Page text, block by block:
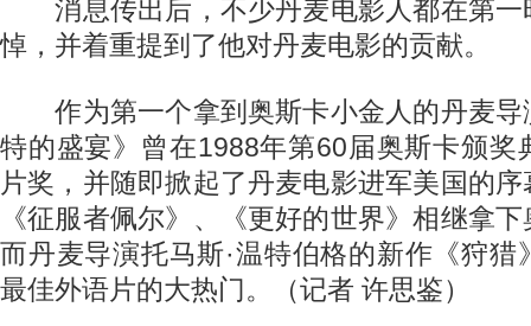
消息传出后，不少丹麦电影人都在第一
悼，并着重提到了他对丹麦电影的贡献。
作为第一个拿到奥斯卡小金人的丹麦导
特的盛宴》曾在1988年第60届奥斯卡颁奖
片奖，并随即掀起了丹麦电影进军美国的
《征服者佩尔》、《更好的世界》相继拿
而丹麦导演托马斯·温特伯格的新作《狩猎
最佳外语片的大热门。（记者 许思鉴）